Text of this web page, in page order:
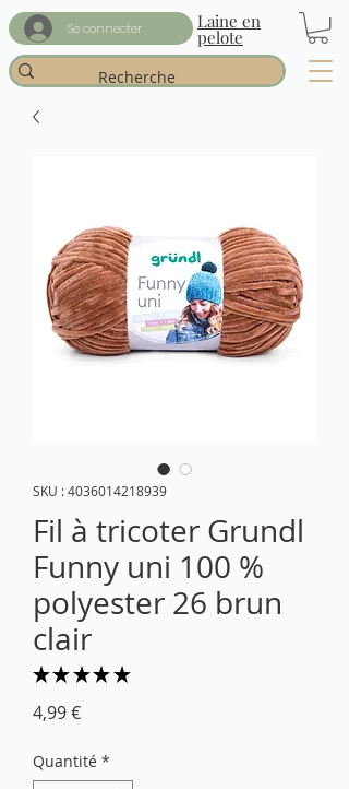
Se connecter Laine en
pelote
SKU : 4036014218939
Fil à tricoter Grundl
Funny uni 100 %
polyester 26 brun
clair
★ ★ ★ ★ ★
4,99 €Prix
Quantité *